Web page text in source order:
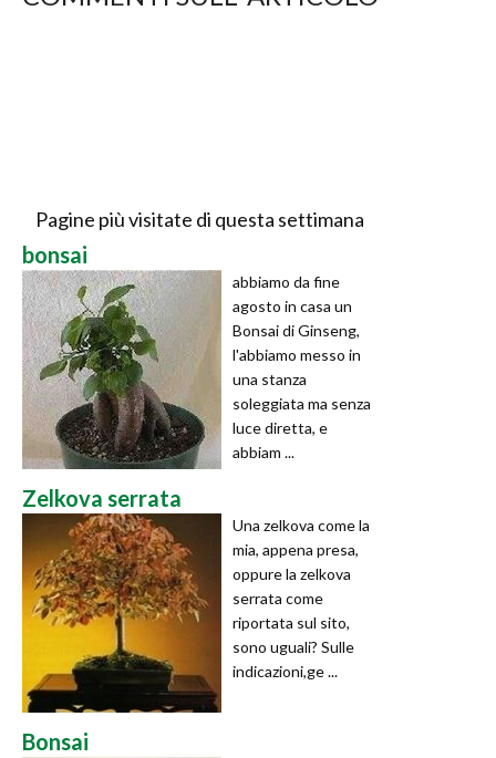
Pagine più visitate di questa settimana
bonsai
abbiamo da fine
agosto in casa un
Bonsai di Ginseng,
l'abbiamo messo in
una stanza
soleggiata ma senza
luce diretta, e
abbiam ...
Zelkova serrata
Una zelkova come la
mia, appena presa,
oppure la zelkova
serrata come
riportata sul sito,
sono uguali? Sulle
indicazioni,ge ...
Bonsai